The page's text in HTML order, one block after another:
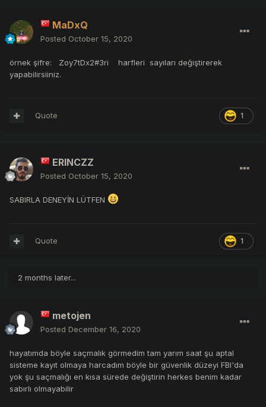
MaDxQ
Posted October 15, 2020
örnek şifre: Zoy7tDx2#3ri harfleri sayıları değiştirerek
yapabilirsiiniz.
1
Quote
ERINCZZ
Posted October 15, 2020
SABIRLA DENEYİN LÜTFEN
1
Quote
2 months later...
metojen
Posted December 16, 2020
hayatımda böyle saçmalık görmedim tam yarım saat şu aptal
sisteme kayıt olmaya harcadım böyle bir güvenlik düzeyi FBI'da
yok şu saçmalığı en kısa sürede değiştirin herkes benim kadar
sabırlı olmayabilir